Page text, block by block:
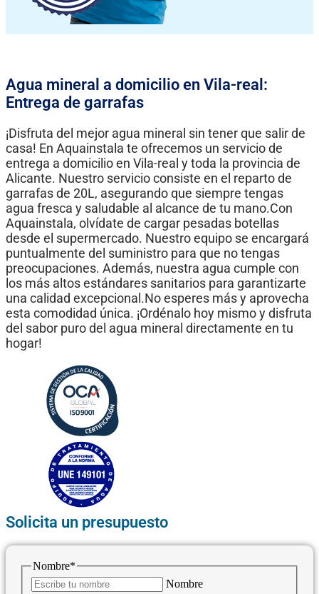
Agua mineral a domicilio en Vila-real:
Entrega de garrafas
¡Disfruta del mejor agua mineral sin tener que salir de
casa! En Aquainstala te ofrecemos un servicio de
entrega a domicilio en Vila-real y toda la provincia de
Alicante. Nuestro servicio consiste en el reparto de
garrafas de 20L, asegurando que siempre tengas
agua fresca y saludable al alcance de tu mano.Con
Aquainstala, olvídate de cargar pesadas botellas
desde el supermercado. Nuestro equipo se encargará
puntualmente del suministro para que no tengas
preocupaciones. Además, nuestra agua cumple con
los más altos estándares sanitarios para garantizarte
una calidad excepcional.No esperes más y aprovecha
esta comodidad única. ¡Ordénalo hoy mismo y disfruta
del sabor puro del agua mineral directamente en tu
hogar!
Solicita un presupuesto
Nombre*
Nombre